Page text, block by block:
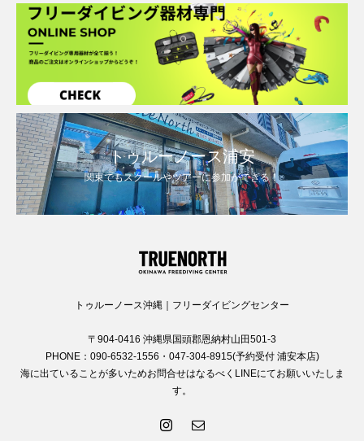
トゥルーノース浦安
関東でもスクールやツアーに参加ができる！
トゥルーノース沖縄｜フリーダイビングセンター
〒904-0416 沖縄県国頭郡恩納村山田501-3
PHONE：090-6532-1556・047-304-8915(予約受付 浦安本店)
海に出ていることが多いためお問合せはなるべくLINEにてお願いいたしま
す。